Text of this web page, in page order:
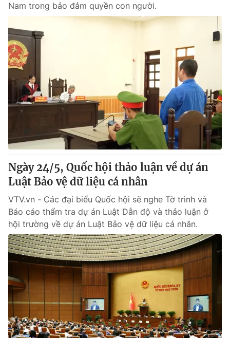
Nam trong bảo đảm quyền con người.
Ngày 24/5, Quốc hội thảo luận về dự án
Luật Bảo vệ dữ liệu cá nhân
VTV.vn - Các đại biểu Quốc hội sẽ nghe Tờ trình và
Báo cáo thẩm tra dự án Luật Dẫn độ và thảo luận ở
hội trường về dự án Luật Bảo vệ dữ liệu cá nhân.